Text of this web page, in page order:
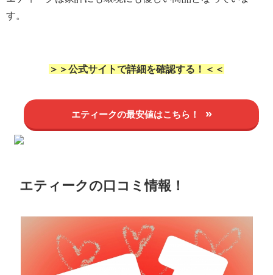
す。
＞＞公式サイトで詳細を確認する！＜＜
エティークの最安値はこちら！
エティークの口コミ情報！